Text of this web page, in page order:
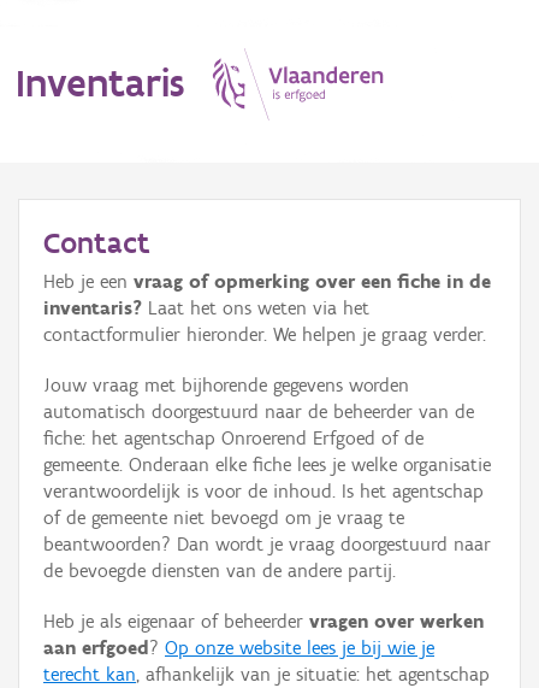
Inventaris
Erfgoedobject
Aanduidingsobject
Waarneming
Thema
Gebeurtenis
Persoon of collectief
Hergebruik
Contact
Heb je een vraag of opmerking over een fiche in de
inventaris? Laat het ons weten via het
contactformulier hieronder. We helpen je graag verder.
Jouw vraag met bijhorende gegevens worden
automatisch doorgestuurd naar de beheerder van de
fiche: het agentschap Onroerend Erfgoed of de
gemeente. Onderaan elke fiche lees je welke organisatie
verantwoordelijk is voor de inhoud. Is het agentschap
of de gemeente niet bevoegd om je vraag te
beantwoorden? Dan wordt je vraag doorgestuurd naar
de bevoegde diensten van de andere partij.
Heb je als eigenaar of beheerder vragen over werken
aan erfgoed ? Op onze website lees je bij wie je
terecht kan, afhankelijk van je situatie: het agentschap